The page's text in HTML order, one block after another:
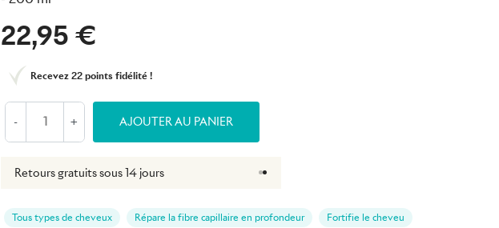
22,95 €
Recevez 22 points fidélité !
- + AJOUTER AU PANIER
Retours gratuits sous 14 jours
Tous types de cheveux Répare la fibre capillaire en profondeur Fortifie le cheveu